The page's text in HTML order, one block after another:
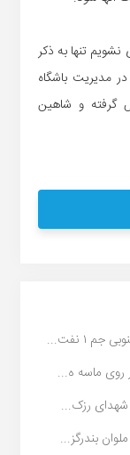
تنها به ذکر
مدیریت باشگاه
گرفته و شاهین
۱ نفت...
روی ماسه ه...
بندرگز...